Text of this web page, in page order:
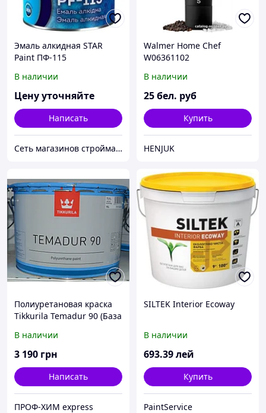
Эмаль алкидная STAR
Paint ПФ-115
В наличии
Цену уточняйте
Написать
Сеть магазинов стройматериалов и сантехники ЛЮРСАН
Walmer Home Chef
W06361102
В наличии
25бел. руб
Купить
HENJUK
Полиуретановая краска
Tikkurila Temadur 90 (База
7.5л
В наличии
3 190 грн
Написать
ПРОФ-ХИМ express
SILTEK Interior Ecoway
В наличии
693.39лей
Купить
PaintService